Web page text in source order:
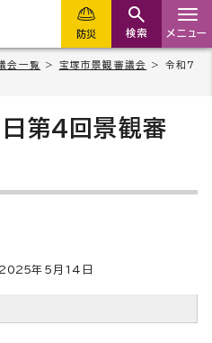
防災 検索 メニュー
会一覧 > 宝塚市景観審議会
> 令和7
第4回景観審
2025年5月 14 日